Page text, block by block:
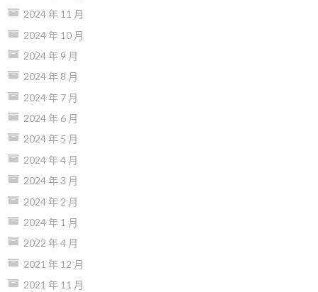
2024 年 11 月
2024 年 10 月
2024 年 9 月
2024 年 8 月
2024 年 7 月
2024 年 6 月
2024 年 5 月
2024 年 4 月
2024 年 3 月
2024 年 2 月
2024 年 1 月
2022 年 4 月
2021 年 12 月
2021 年 11 月